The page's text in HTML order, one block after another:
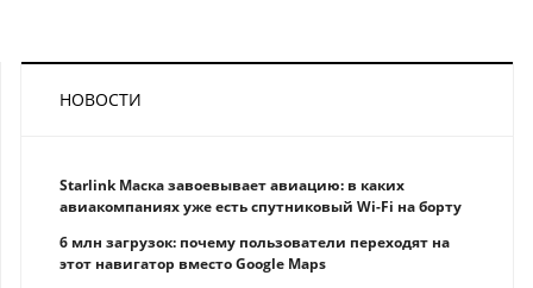
НОВОСТИ
Starlink Маска завоевывает авиацию: в каких
авиакомпаниях уже есть спутниковый Wi-Fi на борту
6 млн загрузок: почему пользователи переходят на
этот навигатор вместо Google Maps